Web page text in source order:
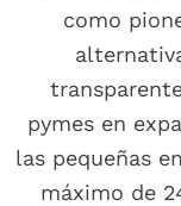
como
pymes en
las pequeñas
máximo de